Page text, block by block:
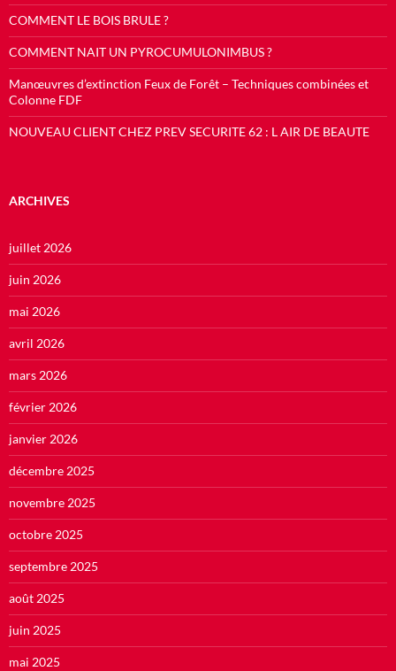
COMMENT LE BOIS BRULE ?
COMMENT NAIT UN PYROCUMULONIMBUS ?
Manœuvres d’extinction Feux de Forêt – Techniques combinées et
Colonne FDF
NOUVEAU CLIENT CHEZ PREV SECURITE 62 : L AIR DE BEAUTE
ARCHIVES
juillet 2026
juin 2026
mai 2026
avril 2026
mars 2026
février 2026
janvier 2026
décembre 2025
novembre 2025
octobre 2025
septembre 2025
août 2025
juin 2025
mai 2025